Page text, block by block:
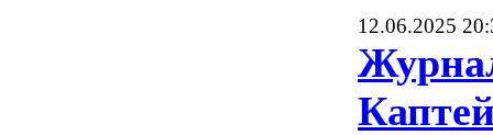
12.06.2025